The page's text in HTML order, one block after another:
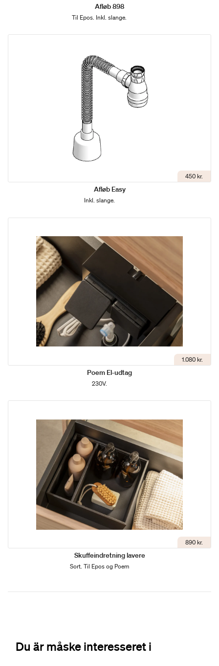
Afløb 898
Til Epos. Inkl. slange.
450 kr.
Afløb Easy
Inkl. slange.
1.080 kr.
Poem El-udtag
230V.
890 kr.
Skuffeindretning lavere
Sort. Til Epos og Poem
Du är måske interesseret i